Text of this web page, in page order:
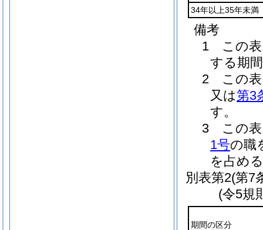
34年以上35年未満
備考
1 この表
する期
2 この表
又は第3
す。
3 この表
1号の職
を占め
別表第2(第7
(令5規
期間の区分